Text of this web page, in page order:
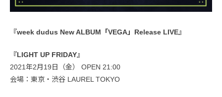
『week dudus New ALBUM「VEGA」Release LIVE』
『LIGHT UP FRIDAY』
2021年2月19日（金） OPEN 21:00
会場：東京・渋谷 LAUREL TOKYO